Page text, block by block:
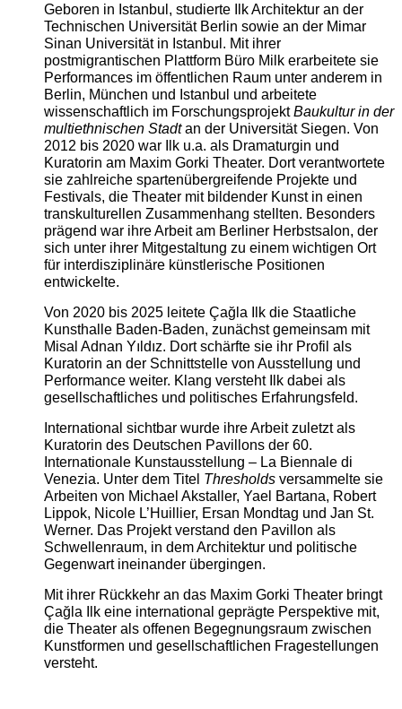
Geboren in Istanbul, studierte Ilk Architektur an der
Technischen Universität Berlin sowie an der Mimar
Sinan Universität in Istanbul. Mit ihrer
postmigrantischen Plattform Büro Milk erarbeitete sie
Performances im öffentlichen Raum unter anderem in
Berlin, München und Istanbul und arbeitete
wissenschaftlich im ForschungsprojektBaukultur in der
multiethnischen Stadtan der Universität Siegen. Von
2012 bis 2020 war Ilk u.a. als Dramaturgin und
Kuratorin am Maxim Gorki Theater. Dort verantwortete
sie zahlreiche spartenübergreifende Projekte und
Festivals, die Theater mit bildender Kunst in einen
transkulturellen Zusammenhang stellten. Besonders
prägend war ihre Arbeit am Berliner Herbstsalon, der
sich unter ihrer Mitgestaltung zu einem wichtigen Ort
für interdisziplinäre künstlerische Positionen
entwickelte.
Von 2020 bis 2025 leitete Çağla Ilk die Staatliche
Kunsthalle Baden-Baden, zunächst gemeinsam mit
Misal Adnan Yıldız. Dort schärfte sie ihr Profil als
Kuratorin an der Schnittstelle von Ausstellung und
Performance weiter. Klang versteht Ilk dabei als
gesellschaftliches und politisches Erfahrungsfeld.
International sichtbar wurde ihre Arbeit zuletzt als
Kuratorin des Deutschen Pavillons der 60.
Internationale Kunstausstellung – La Biennale di
Venezia. Unter dem Titel Thresholdsversammelte sie
Arbeiten von Michael Akstaller, Yael Bartana, Robert
Lippok, Nicole L’Huillier, Ersan Mondtag und Jan St.
Werner. Das Projekt verstand den Pavillon als
Schwellenraum, in dem Architektur und politische
Gegenwart ineinander übergingen.
Mit ihrer Rückkehr an das Maxim Gorki Theater bringt
Çağla Ilk eine international geprägte Perspektive mit,
die Theater als offenen Begegnungsraum zwischen
Kunstformen und gesellschaftlichen Fragestellungen
versteht.